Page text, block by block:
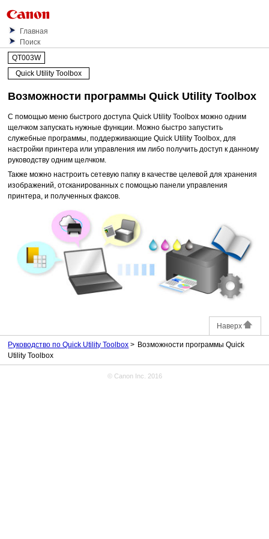
Главная
Поиск
QT003W
Quick Utility Toolbox
Возможности программыQuick Utility Toolbox
С помощью меню быстрого доступаQuick Utility Toolbox можно одним
щелчком запускать нужные функции. Можно быстро запустить
служебные программы, поддерживающиеQuick Utility Toolbox, для
настройкипринтера или управления им либо получить доступ к данному
руководству одним щелчком.
Также можно настроить сетевую папку в качестве целевой для хранения
изображений, отсканированных с помощьюпанели управления
принтера, и полученных факсов.
Наверх
Руководство по Quick Utility Toolbox
Возможности программы Quick
Utility Toolbox
© Canon Inc. 2016